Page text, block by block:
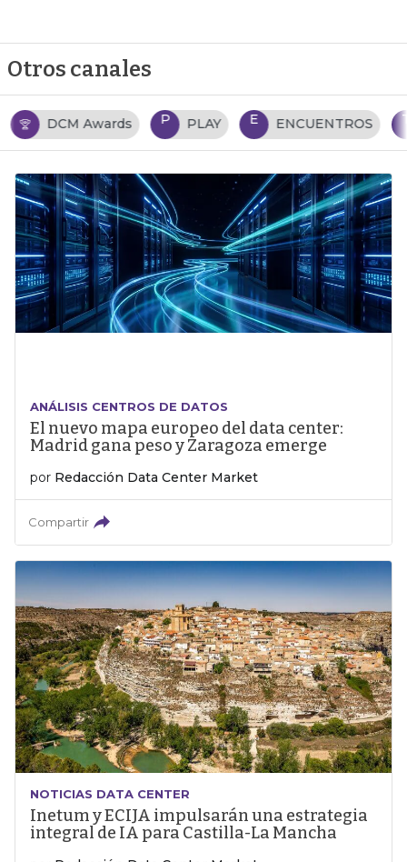
Otros canales
P PLAY E ENCUENTROS T TENDENCIAS TI
ANÁLISIS CENTROS DE DATOS
El nuevo mapa europeo del data center:
Madrid gana peso y Zaragoza emerge
por Redacción Data Center Market
Compartir
NOTICIAS DATA CENTER
Inetum y ECIJA impulsarán una estrategia
integral de IA para Castilla-La Mancha